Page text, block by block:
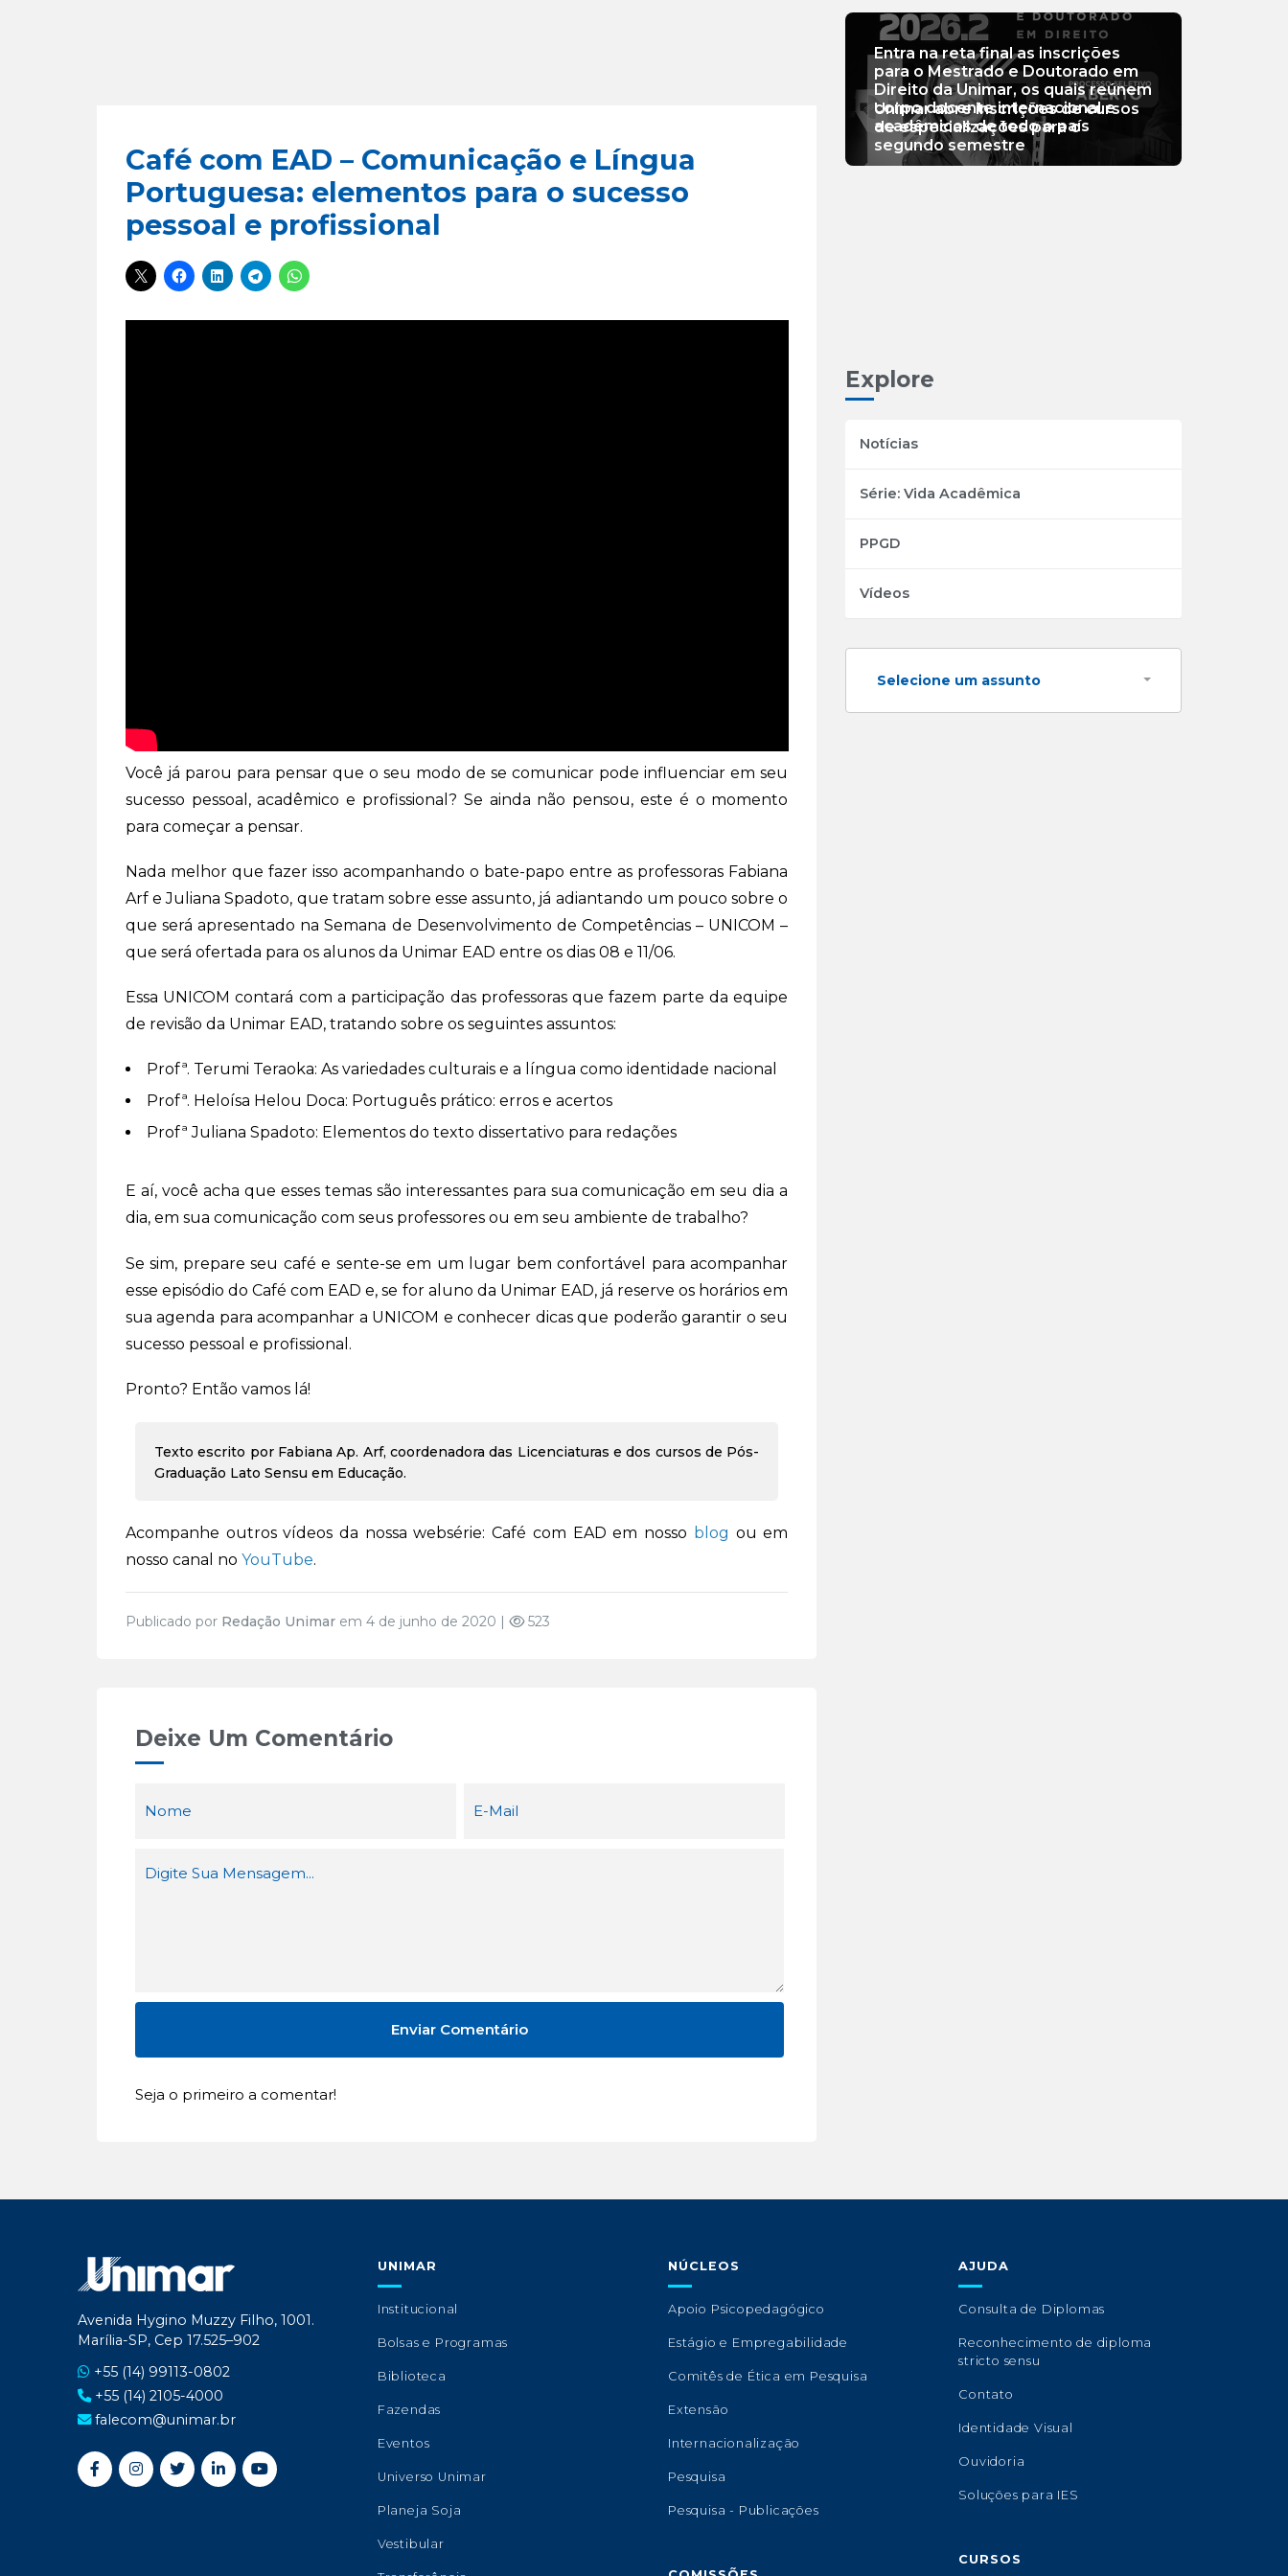
Café com EAD – Comunicação e Língua
Portuguesa: elementos para o sucesso
pessoal e profissional
Você já parou para pensar que o seu modo de se comunicar pode influenciar em seu
sucesso pessoal, acadêmico e profissional? Se ainda não pensou, este é o momento
para começar a pensar.
Nada melhor que fazer isso acompanhando o bate-papo entre as professoras Fabiana
Arf e Juliana Spadoto, que tratam sobre esse assunto, já adiantando um pouco sobre o
que será apresentado na Semana de Desenvolvimento de Competências – UNICOM –
que será ofertada para os alunos da Unimar EAD entre os dias 08 e 11/06.
Essa UNICOM contará com a participação das professoras que fazem parte da equipe
de revisão da Unimar EAD, tratando sobre os seguintes assuntos:
Profª. Terumi Teraoka: As variedades culturais e a língua como identidade nacional
Profª. Heloísa Helou Doca: Português prático: erros e acertos
Profª Juliana Spadoto: Elementos do texto dissertativo para redações
E aí, você acha que esses temas são interessantes para sua comunicação em seu dia a
dia, em sua comunicação com seus professores ou em seu ambiente de trabalho?
Se sim, prepare seu café e sente-se em um lugar bem confortável para acompanhar
esse episódio do Café com EAD e, se for aluno da Unimar EAD, já reserve os horários em
sua agenda para acompanhar a UNICOM e conhecer dicas que poderão garantir o seu
sucesso pessoal e profissional.
Pronto? Então vamos lá!
Texto escrito por Fabiana Ap. Arf, coordenadora das Licenciaturas e dos cursos de Pós-
Graduação Lato Sensu em Educação.
Acompanhe outros vídeos da nossa websérie: Café com EAD em nosso blog ou em
nosso canal no YouTube.
Publicado por Redação Unimarem 4 de junho de 2020 | 523
Deixe Um Comentário
Seja o primeiro a comentar!
Entra na reta final as inscrições
para o Mestrado e Doutorado em
Direito da Unimar, os quais reúnem
corpo docente internacional e
acadêmicos de todo o país
Unimar abre inscrições de cursos
de especializações para o
segundo semestre
Explore
Notícias
Série: Vida Acadêmica
PPGD
Vídeos
Selecione um assunto
Avenida Hygino Muzzy Filho, 1001.
Marília-SP, Cep 17.525–902
+55 (14) 99113-0802
+55 (14) 2105-4000
falecom@unimar.br
UNIMAR
Institucional
Bolsas e Programas
Biblioteca
Fazendas
Eventos
Universo Unimar
Planeja Soja
Vestibular
NÚCLEOS
Apoio Psicopedagógico
Estágio e Empregabilidade
Comitês de Ética em Pesquisa
Extensão
Internacionalização
Pesquisa
Pesquisa - Publicações
AJUDA
Consulta de Diplomas
Reconhecimento de diploma
stricto sensu
Contato
Identidade Visual
Ouvidoria
Soluções para IES
CURSOS